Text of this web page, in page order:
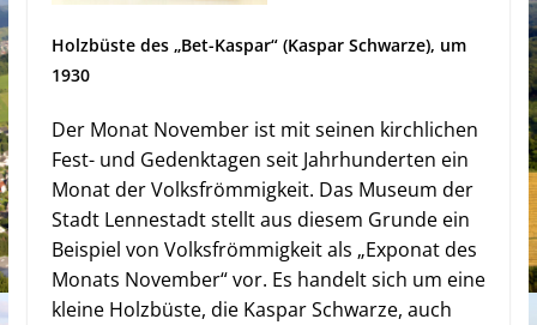
Holzbüste des „Bet-Kaspar“ (Kaspar Schwarze), um
1930
Der Monat November ist mit seinen kirchlichen
Fest- und Gedenktagen seit Jahrhunderten ein
Monat der Volksfrömmigkeit. Das Museum der
Stadt Lennestadt stellt aus diesem Grunde ein
Beispiel von Volksfrömmigkeit als „Exponat des
Monats November“ vor. Es handelt sich um eine
kleine Holzbüste, die Kaspar Schwarze, auch